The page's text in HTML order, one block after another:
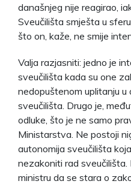
današnjeg nije reagirao,
Sveučilišta smješta u
što on, kaže, ne smije
Valja razjasniti: jedno je
sveučilišta kada su one
nedopuštenom uplitanju u
sveučilišta. Drugo je,
odluke, što je ne samo
Ministarstva. Ne postoji
autonomija sveučilišta
nezakoniti rad
ministru da se stara o